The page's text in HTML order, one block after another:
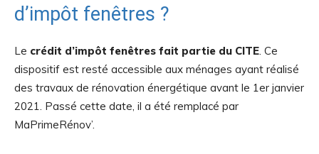
d’impôt fenêtres ?
Le crédit d’impôt fenêtres fait partie du CITE. Ce
dispositif est resté accessible aux ménages ayant réalisé
des travaux de rénovation énergétique avant le 1er janvier
2021. Passé cette date, il a été remplacé par
MaPrimeRénov’.